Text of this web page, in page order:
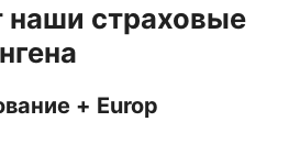
наши страховые
+ Europ